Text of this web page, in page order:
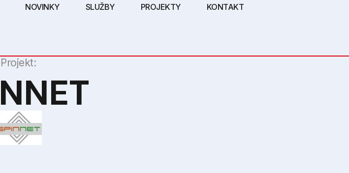
NOVINKY SLUŽBY PROJEKTY KONTAKT
Projekt: